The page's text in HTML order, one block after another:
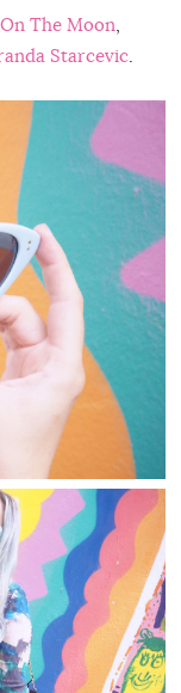
The Moon,
Starcevic.